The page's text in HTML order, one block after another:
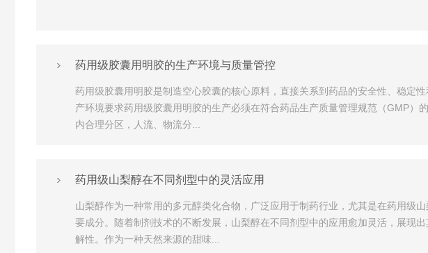
药用级胶囊用明胶的生产环境与质量管控
药用级胶囊用明胶是制造空心胶囊的核心原料，直接关系到药品的安全性、稳定
产环境要求药用级胶囊用明胶的生产必须在符合药品生产质量管理规范（GMP
内合理分区，人流、物流分...
药用级山梨醇在不同剂型中的灵活应用
山梨醇作为一种常用的多元醇类化合物，广泛应用于制药行业，尤其是在药用级
要成分。随着制剂技术的不断发展，山梨醇在不同剂型中的应用愈加灵活，展现
解性。作为一种天然来源的甜味...